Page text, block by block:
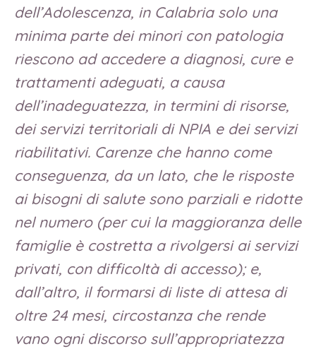
dell’Adolescenza, in Calabria solo una
minima parte dei minori con patologia
riescono ad accedere a diagnosi, cure e
trattamenti adeguati, a causa
dell’inadeguatezza, in termini di risorse,
dei servizi territoriali di NPIA e dei servizi
riabilitativi. Carenze che hanno come
conseguenza, da un lato, che le risposte
ai bisogni di salute sono parziali e ridotte
nel numero (per cui la maggioranza delle
famiglie è costretta a rivolgersi ai servizi
privati, con difficoltà di accesso); e,
dall’altro, il formarsi di liste di attesa di
oltre 24 mesi, circostanza che rende
vano ogni discorso sull’appropriatezza